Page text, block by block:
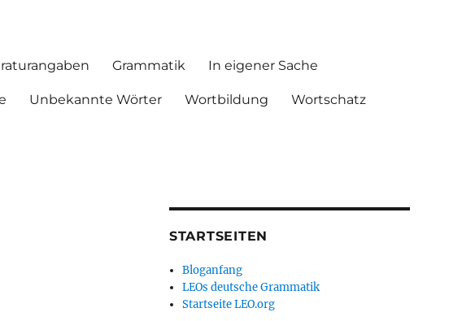
Grammatik In eigener Sache
Unbekannte Wörter Wortbildung Wortschatz
STARTSEITEN
Bloganfang
LEOs deutsche Grammatik
Startseite LEO.org